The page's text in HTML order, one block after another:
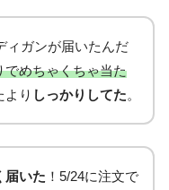
ィガンが届いたんだ
でめちゃくちゃ当た
より しっかりしてた。
届いた ！5/24に注文で